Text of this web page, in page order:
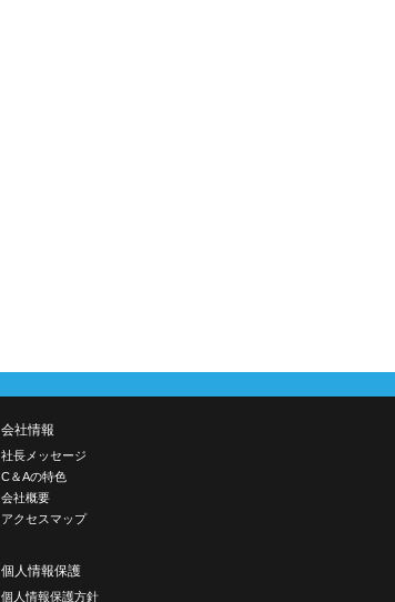
会社情報
社長メッセージ
C＆Aの特色
会社概要
アクセスマップ
個人情報保護
個人情報保護方針